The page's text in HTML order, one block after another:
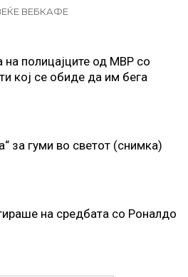
ВЕБКАФЕ
полицајците од МВР со
кој се обиде да им бега
за гуми во светот (снимка)
на средбата со Роналдо